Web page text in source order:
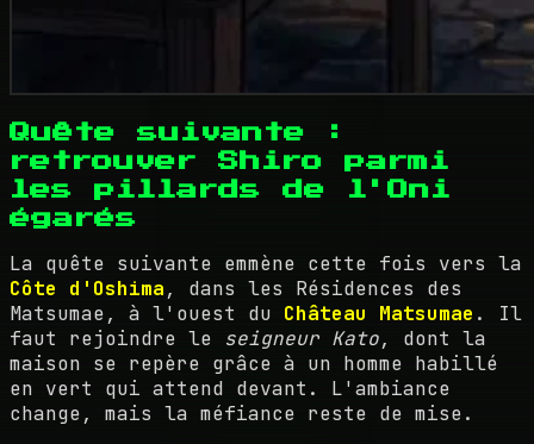
Quête suivante :
retrouver Shiro parmi
les pillards de l'Oni
égarés
La quête suivante emmène cette fois vers la
Côte d'Oshima, dans les Résidences des
Matsumae, à l'ouest du Château Matsumae . Il
faut rejoindre le seigneur Kato, dont la
maison se repère grâce à un homme habillé
en vert qui attend devant. L'ambiance
change, mais la méfiance reste de mise.